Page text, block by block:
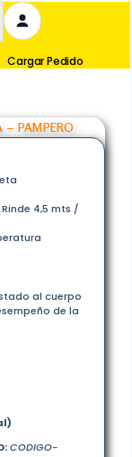
Cargar Pedido
– PAMPERO
4,5 mts /
al cuerpo
de la
CODIGO-